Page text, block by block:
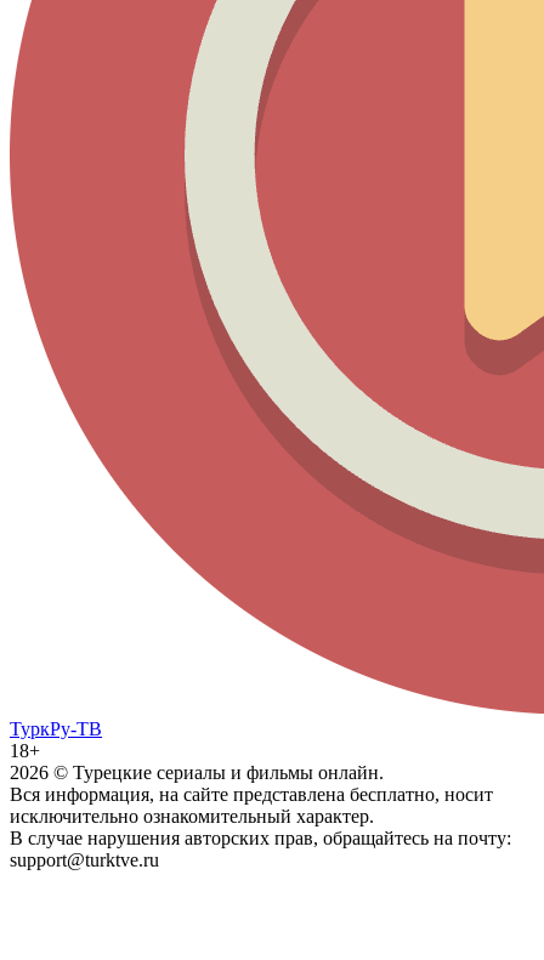
ТуркРу-ТВ
18+
2026 © Турецкие сериалы и фильмы онлайн.
Вся информация, на сайте представлена бесплатно, носит
исключительно ознакомительный характер.
В случае нарушения авторских прав, обращайтесь на почту:
support@turktve.ru